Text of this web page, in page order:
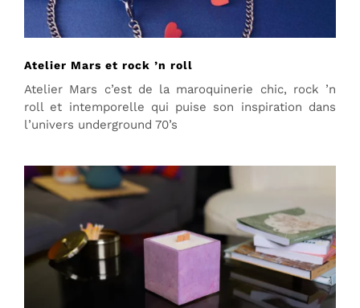
Atelier Mars et rock ’n roll
Atelier Mars c’est de la maroquinerie chic, rock ’n
roll et intemporelle qui puise son inspiration dans
l’univers underground 70’s